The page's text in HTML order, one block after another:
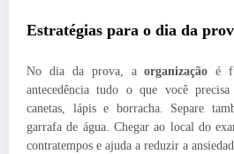
Estratégias para o dia da
No dia da prova, aorganização é
antecedência tudo o que você
canetas, lápis e borracha. Separe
garrafa de água. Chegar ao local do
contratempos e ajuda a reduzir a